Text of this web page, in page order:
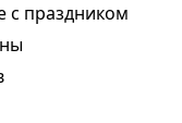
с праздником